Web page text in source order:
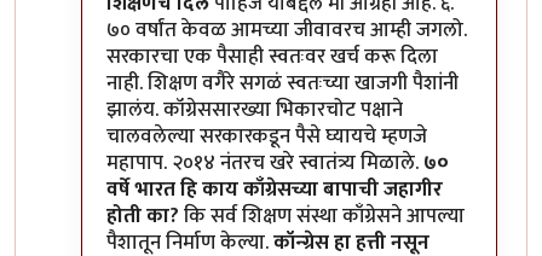
७० वर्षांत केवळ आमच्या जीवावरच आम्ही जगलो.
सरकारचा एक पैसाही स्वतःवर खर्च करू दिला
नाही. शिक्षण वगैरे सगळं स्वतःच्या खाजगी पैशांनी
झालंय. कॉंग्रेससारख्या भिकारचोट पक्षाने
चालवलेल्या सरकारकडून पैसे घ्यायचे म्हणजे
महापाप. २०१४ नंतरच खरे स्वातंत्र्य मिळाले.७०
वर्षे भारत हि काय काँग्रेसच्या बापाची जहागीर
होती का?कि सर्व शिक्षण संस्था काँग्रेसने आपल्या
पैशातून निर्माण केल्या.कॉन्ग्रेस हा हत्ती नसून